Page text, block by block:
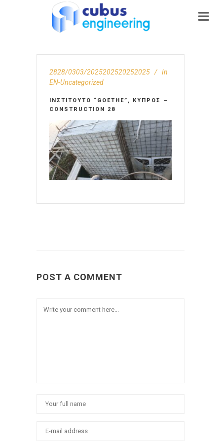
2828/0303/2025202520252025
In
EN-Uncategorized
ΙΝΣΤΙΤΟΎΤΟ “GOETHE”, ΚΎΠΡΟΣ –
CONSTRUCTION 28
POST A COMMENT